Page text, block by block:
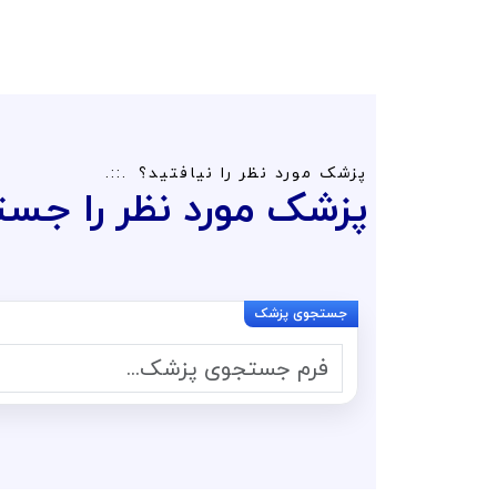
پزشک مورد نظر را نیافتید؟
پزشک مورد نظر را